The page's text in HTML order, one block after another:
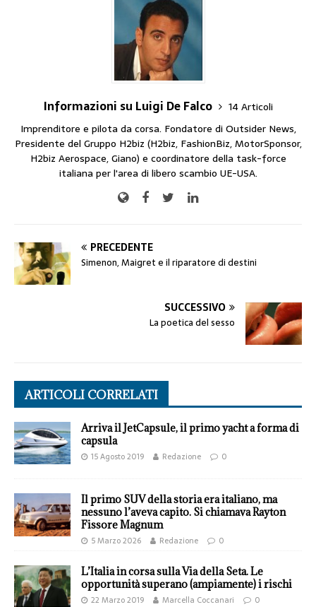
Informazioni su Luigi De Falco
14 Articoli
Imprenditore e pilota da corsa. Fondatore di Outsider News,
Presidente del Gruppo H2biz (H2biz, FashionBiz, MotorSponsor,
H2biz Aerospace, Giano) e coordinatore della task-force
italiana per l'area di libero scambio UE-USA.
PRECEDENTE
Simenon, Maigret e il riparatore di destini
SUCCESSIVO
La poetica del sesso
ARTICOLI CORRELATI
Arriva il JetCapsule, il primo yacht a forma di
capsula
15 Agosto 2019 Redazione 0
Il primo SUV della storia era italiano, ma
nessuno l’aveva capito. Si chiamava Rayton
Fissore Magnum
5 Marzo 2026 Redazione 0
L’Italia in corsa sulla Via della Seta. Le
opportunità superano (ampiamente) i rischi
22 Marzo 2019 Marcella Coccanari 0